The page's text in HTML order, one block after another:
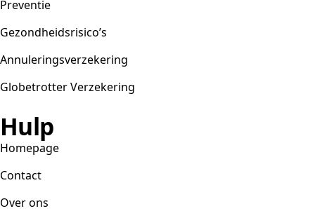
Preventie
Gezondheidsrisico’s
Annuleringsverzekering
Globetrotter Verzekering
Hulp
Homepage
Contact
Over ons